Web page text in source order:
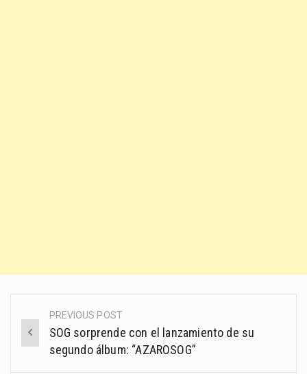
Post
navigation
PREVIOUS POST
SOG sorprende con el lanzamiento de su
segundo álbum: “AZAROSOG”